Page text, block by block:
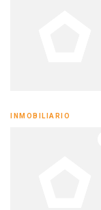
INMOBILIARIO